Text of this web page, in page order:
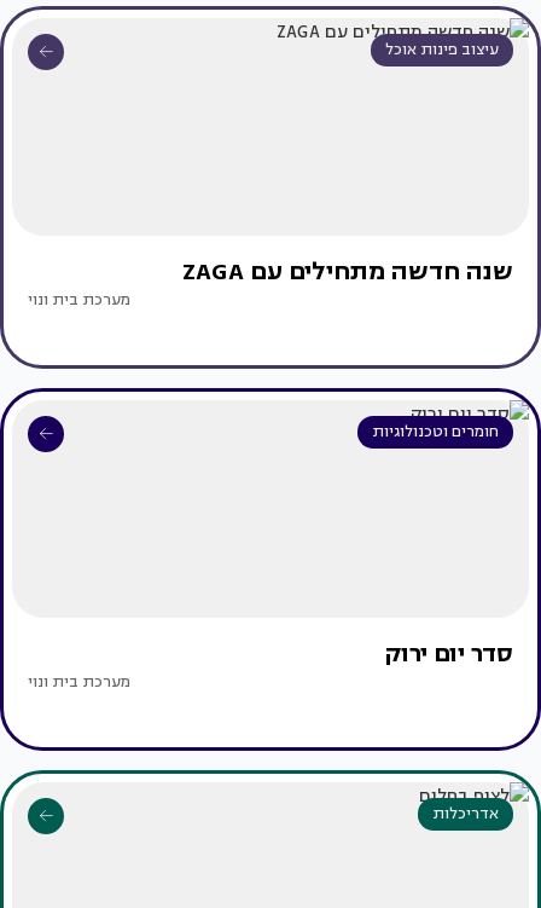
עיצוב פינות אוכל
שנה חדשה מתחילים עם ZAGA
מערכת בית ונוי
חומרים וטכנולוגיות
סדר יום ירוק
מערכת בית ונוי
אדריכלות